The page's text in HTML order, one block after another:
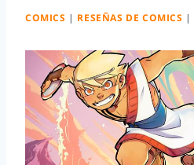
COMICS | RESEÑAS DE COMICS |